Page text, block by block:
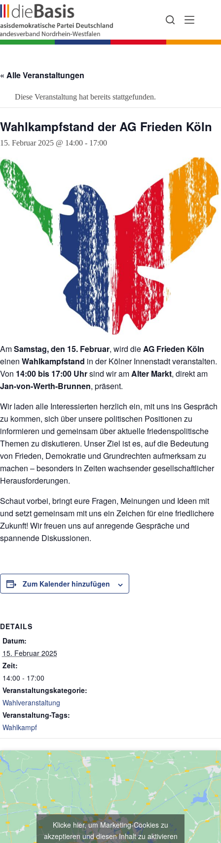
Zum
Inhalt
springen
« Alle Veranstaltungen
Diese Veranstaltung hat bereits stattgefunden.
Wahlkampfstand der AG Frieden Köln
15. Februar 2025 @ 14:00 - 17:00
AmSamstag, den 15. Februar, wird dieAG Frieden Köln
einen Wahlkampfstand in der Kölner Innenstadt veranstalten.
Von 14:00 bis 17:00 Uhrsind wir amAlter Markt, direkt am
Jan-von-Werth-Brunnen, präsent.
Wir laden alle Interessierten herzlich ein, mit uns ins Gespräch
zu kommen, sich über unsere politischen Positionen zu
informieren und gemeinsam über aktuelle friedenspolitische
Themen zu diskutieren. Unser Ziel ist es, auf die Bedeutung
von Frieden, Demokratie und Grundrechten aufmerksam zu
machen – besonders in Zeiten wachsender gesellschaftlicher
Herausforderungen.
Schaut vorbei, bringt eure Fragen, Meinungen und Ideen mit
und setzt gemeinsam mit uns ein Zeichen für eine friedlichere
Zukunft! Wir freuen uns auf anregende Gespräche und
spannende Diskussionen.
Zum Kalender hinzufügen
DETAILS
Datum:
15. Februar 2025
Zeit:
14:00 - 17:00
Veranstaltungskategorie:
Wahlveranstaltung
Veranstaltung-Tags:
Wahlkampf
Klicke hier, um Marketing-Cookies zu
akzeptieren und diesen Inhalt zu aktivieren